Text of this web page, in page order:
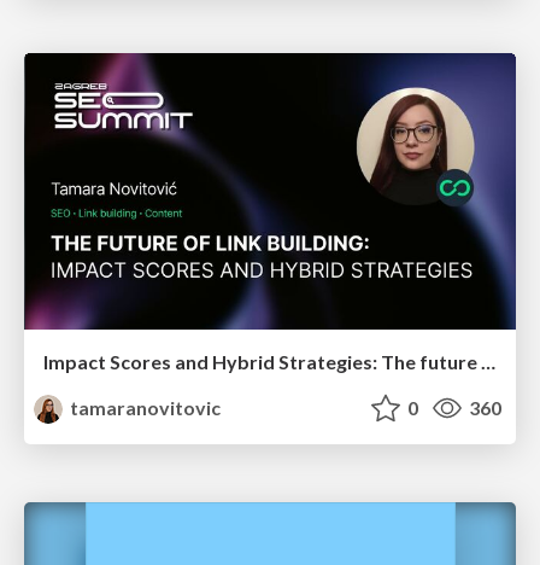
Impact Scores and Hybrid Strategies: The future of link building
tamaranovitovic
0 360